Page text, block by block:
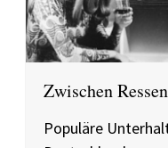
Zwischen
Populäre